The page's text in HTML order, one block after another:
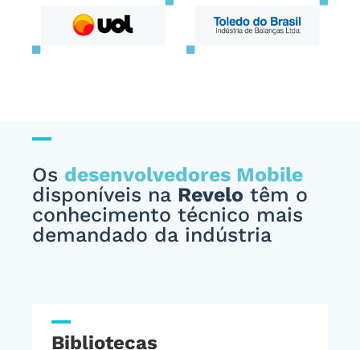
Os desenvolvedores Mobile
disponíveis na Revelo têm o
conhecimento técnico mais
demandado da indústria
Bibliotecas